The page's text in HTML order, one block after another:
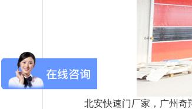
北安快速门厂家，广州奇